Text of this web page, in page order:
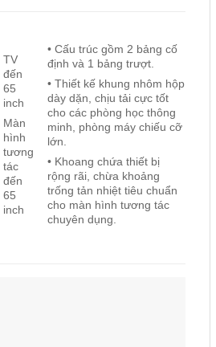
TV
đến
65
inch
Màn
hình
tương
tác
đến
65
inch
• Cấu trúc gồm 2 bảng cố
định và 1 bảng trượt.
• Thiết kế khung nhôm hộp
dày dặn, chịu tải cực tốt
cho các phòng học thông
minh, phòng máy chiếu cỡ
lớn.
• Khoang chứa thiết bị
rộng rãi, chừa khoảng
trống tản nhiệt tiêu chuẩn
cho màn hình tương tác
chuyên dụng.